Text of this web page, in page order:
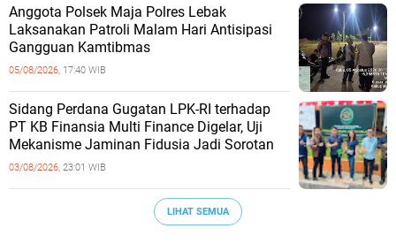
Anggota Polsek Maja Polres Lebak
Laksanakan Patroli Malam Hari Antisipasi
Gangguan Kamtibmas
05/08/2026, 17:40 WIB
Sidang Perdana Gugatan LPK-RI terhadap
PT KB Finansia Multi Finance Digelar, Uji
Mekanisme Jaminan Fidusia Jadi Sorotan
03/08/2026, 23:01 WIB
LIHAT SEMUA